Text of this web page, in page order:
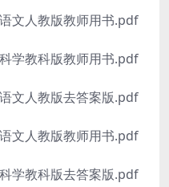
文人教版教师用书.pdf
学教科版教师用书.pdf
文人教版去答案版.pdf
文人教版教师用书.pdf
学教科版去答案版.pdf